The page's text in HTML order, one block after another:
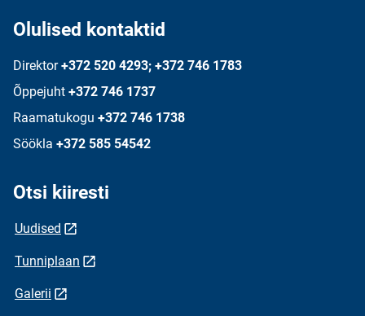
Olulised kontaktid
Direktor +372 520 4293; +372 746 1783
Õppejuht +372 746 1737
Raamatukogu +372 746 1738
Söökla +372 585 54542
Otsi kiiresti
Uudised
Tunniplaan
Galerii